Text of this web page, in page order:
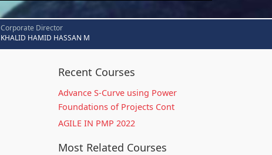
Corporate Director
KHALID HAMID HASSAN M
Recent Courses
Advance S-Curve using Power
Foundations of Projects Cont
AGILE IN PMP 2022
Most Related Courses